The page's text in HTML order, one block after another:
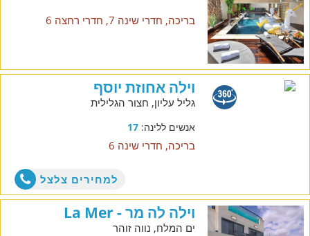
בריכה, חדרי שינה 7, חדרי רחצה 6
וילה אחוזת יוסף
גליל עליון, חצור הגלילית
אנשים ללינה:17
בריכה, חדרי שינה 6
למחירים צלצל
וילה לה מר - La Mer
ים המלח, נווה זוהר